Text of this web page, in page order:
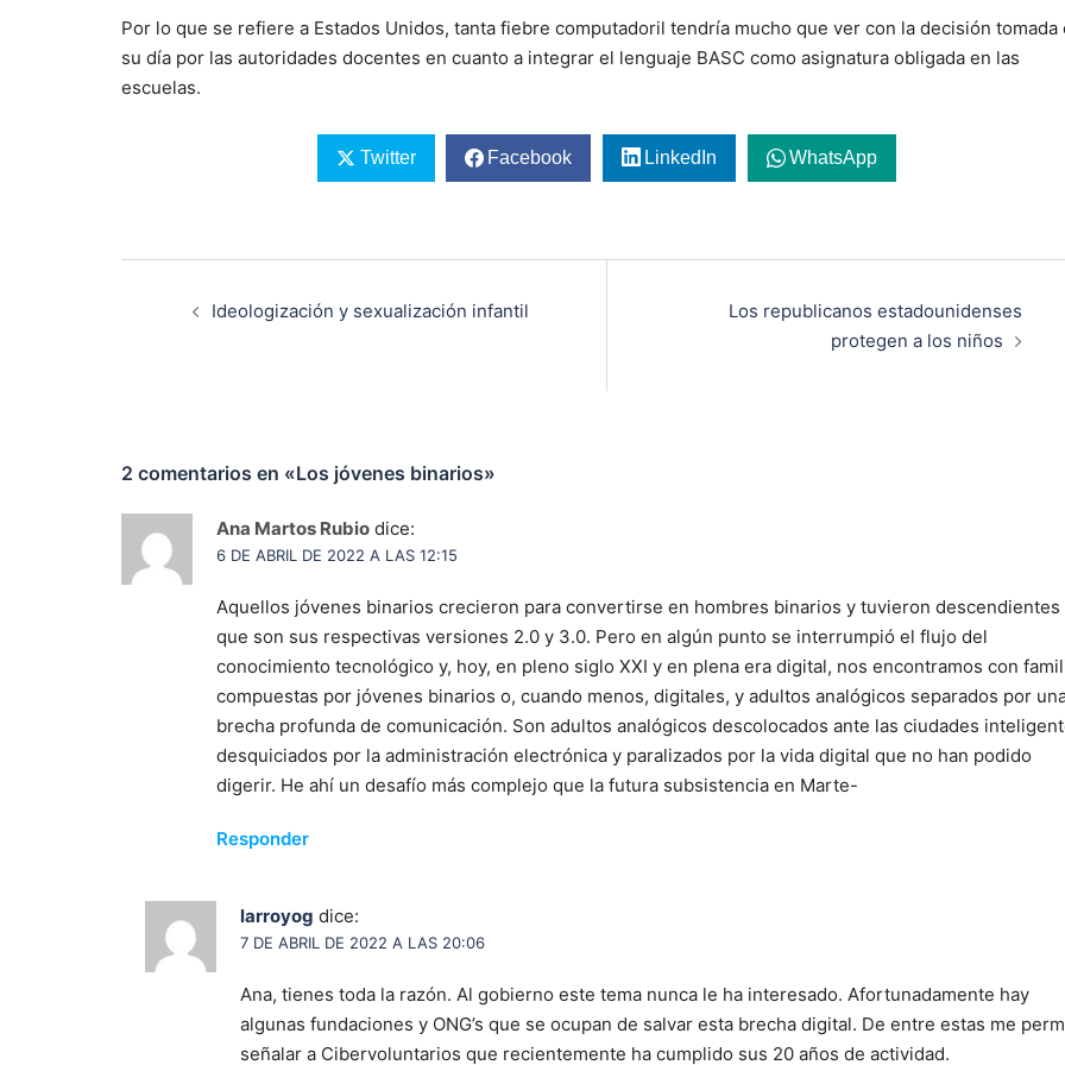
Por lo que se refiere a Estados Unidos, tanta fiebre computadoril tendría mucho que ver con la decisión tomada
su día por las autoridades docentes en cuanto a integrar el lenguaje BASC como asignatura obligada en las
escuelas.
Twitter Facebook LinkedIn WhatsApp
Ideologización y sexualización infantil
Los republicanos estadounidenses
protegen a los niños
2 comentarios en «Los jóvenes binarios»
Ana Martos Rubio dice:
6 DE ABRIL DE 2022 A LAS 12:15
Aquellos jóvenes binarios crecieron para convertirse en hombres binarios y tuvieron descendientes
que son sus respectivas versiones 2.0 y 3.0. Pero en algún punto se interrumpió el flujo del
conocimiento tecnológico y, hoy, en pleno siglo XXI y en plena era digital, nos encontramos con
compuestas por jóvenes binarios o, cuando menos, digitales, y adultos analógicos separados por
brecha profunda de comunicación. Son adultos analógicos descolocados ante las ciudades
desquiciados por la administración electrónica y paralizados por la vida digital que no han podido
digerir. He ahí un desafío más complejo que la futura subsistencia en Marte-
Responder
larroyog dice:
7 DE ABRIL DE 2022 A LAS 20:06
Ana, tienes toda la razón. Al gobierno este tema nunca le ha interesado. Afortunadamente hay
algunas fundaciones y ONG’s que se ocupan de salvar esta brecha digital. De entre estas me
señalar a Cibervoluntarios que recientemente ha cumplido sus 20 años de actividad.